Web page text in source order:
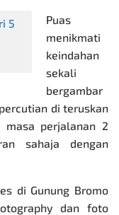
Puas
menikmati
keindahan
sekali
bergambar
di teruskan
perjalanan 2
sahaja dengan
di Gunung Bromo
dan foto